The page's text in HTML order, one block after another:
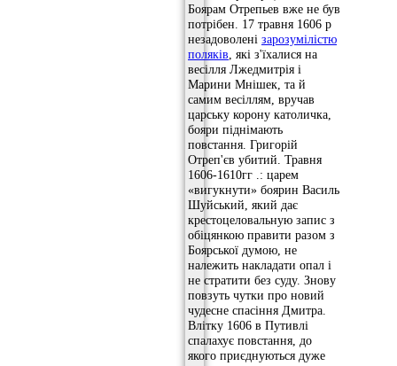
Боярам Отрепьев вже не був
потрібен. 17 травня 1606 р
незадоволені зарозумілістю
поляків , які з'їхалися на
весілля Лжедмитрія і
Марини Мнішек, та й
самим весіллям, вручав
царську корону католичка,
бояри піднімають
повстання. Григорій
Отреп'єв убитий. Травня
1606-1610гг .: царем
«вигукнути» боярин Василь
Шуйський, який дає
крестоцеловальную запис з
обіцянкою правити разом з
Боярської думою, не
належить накладати опал і
не стратити без суду. Знову
повзуть чутки про новий
чудесне спасіння Дмитра.
Влітку 1606 в Путивлі
спалахує повстання, до
якого приєднуються дуже